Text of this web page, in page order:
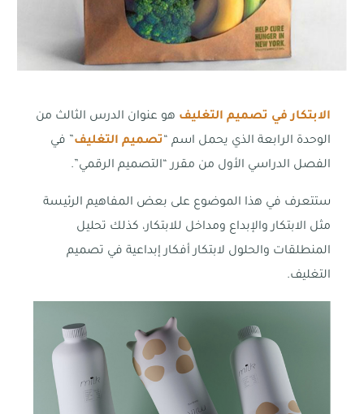
الابتكار في تصميم التغليف هو عنوان الدرس الثالث من
الوحدة الرابعة الذي يحمل اسم “تصميم التغليف” في
الفصل الدراسي الأول من مقرر “التصميم الرقمي”.
ستتعرف في هذا الموضوع على بعض المفاهيم الرئيسة
مثل الابتكار والإبداع ومداخل للابتكار، كذلك تحليل
المنطلقات والحلول لابتكار أفكار إبداعية في تصميم
التغليف.